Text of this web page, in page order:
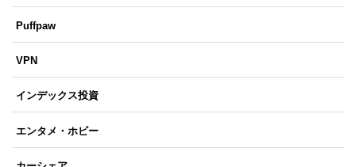
Puffpaw
VPN
インデックス投資
エンタメ・ホビー